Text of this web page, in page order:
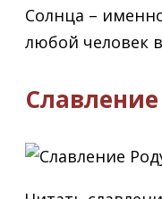
Солнца –
любой человек